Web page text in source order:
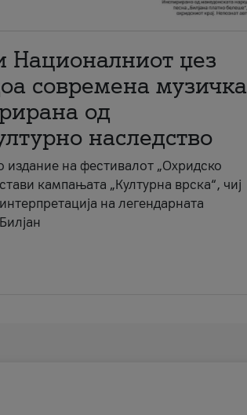
Националниот џез
современа музичка
од
наследство
на фестивалот „Охридско
кампањата „Културна врска“, чиј
на легендарната